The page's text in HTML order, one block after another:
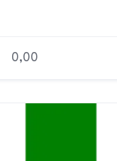
0,00